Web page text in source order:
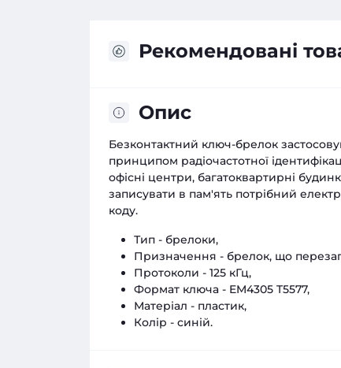
Рекомендовані
Опис
Безконтактний ключ-брелок
принципом радіочастотної
офісні центри, багатоквартирні
записувати в пам'ять потрібний
коду.
Тип - брелоки,
Призначення - брелок, що
Протоколи - 125 кГц,
Формат ключа - EM4305 T5577,
Матеріал - пластик,
Колір - синій.